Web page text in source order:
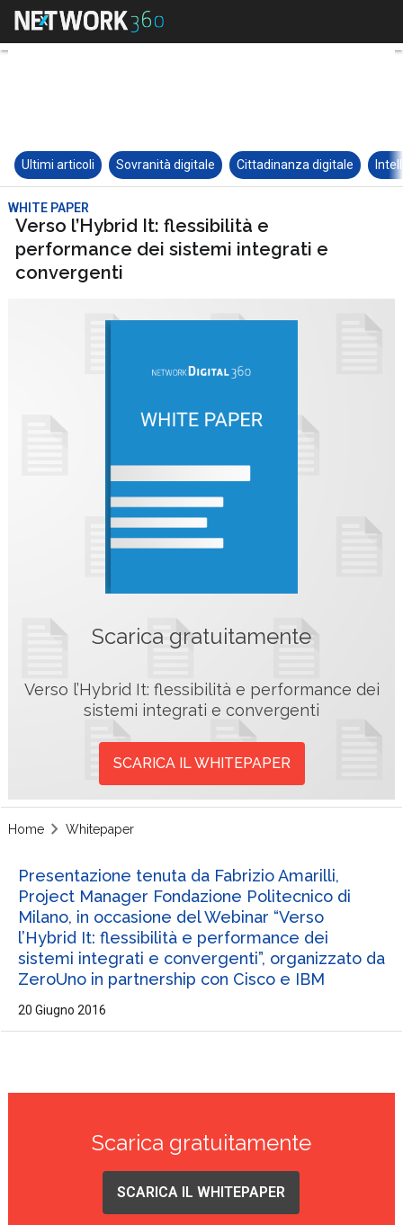
Ultimi articoli Sovranità digitale Cittadinanza digitale
WHITE PAPER
Verso l’Hybrid It: flessibilità e
performance dei sistemi integrati e
convergenti
Scarica gratuitamente
Verso l’Hybrid It: flessibilità e performance dei
sistemi integrati e convergenti
SCARICA IL WHITEPAPER
Home Whitepaper
Presentazione tenuta da Fabrizio Amarilli,
Project Manager Fondazione Politecnico di
Milano, in occasione del Webinar “Verso
l’Hybrid It: flessibilità e performance dei
sistemi integrati e convergenti”, organizzato da
ZeroUno in partnership con Cisco e IBM
20 Giugno 2016
Scarica gratuitamente
SCARICA IL WHITEPAPER